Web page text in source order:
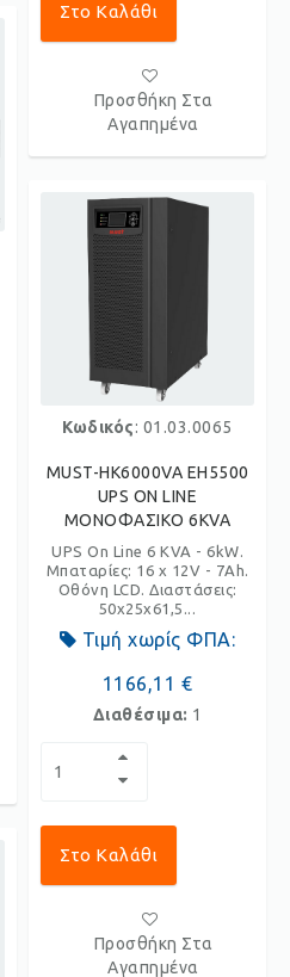
Στο Καλάθι
Προσθήκη Στα
Αγαπημένα
Κωδικός: 01.03.0065
MUST-HK6000VA EH5500
UPS ON LINE
ΜΟΝΟΦΑΣΙΚΟ 6KVA
UPS On Line 6 KVA - 6kW.
Μπαταρίες: 16 x 12V - 7Ah.
Οθόνη LCD. Διαστάσεις:
50x25x61,5...
Τιμή χωρίς ΦΠΑ:
1166,11 €
Διαθέσιμα: 1
Στο Καλάθι
Προσθήκη Στα
Αγαπημένα